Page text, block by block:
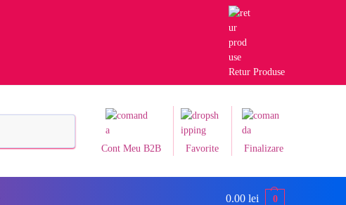
Retur Produse
Cont Meu B2B Favorite Finalizare
0.00 lei 0